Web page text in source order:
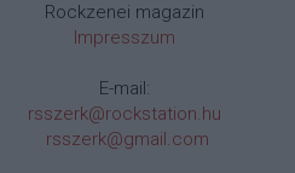
Rockzenei magazin
Impresszum
E-mail:
rsszerk@rockstation.hu
rsszerk@gmail.com